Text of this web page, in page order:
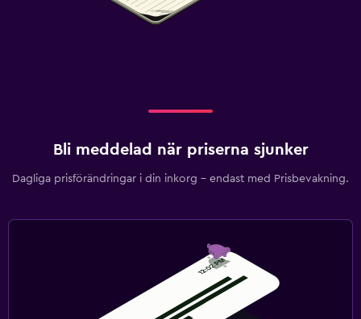
Bli meddelad när priserna sjunker
Dagliga prisförändringar i din inkorg – endast med Prisbevakning.